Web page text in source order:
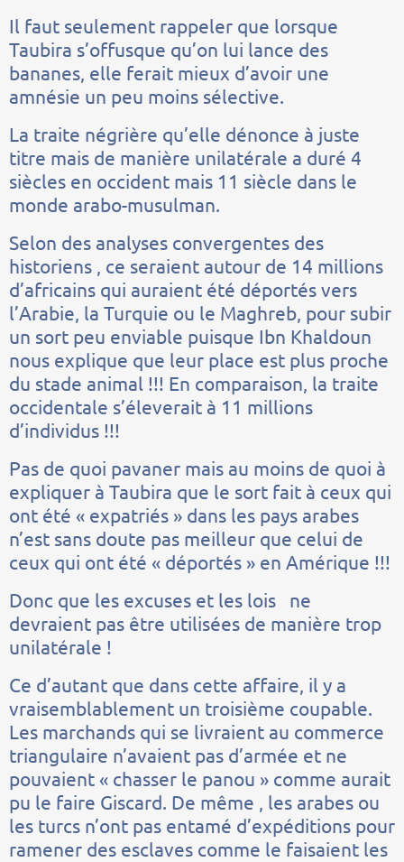
Il faut seulement rappeler que lorsque
Taubira s’offusque qu’on lui lance des
bananes, elle ferait mieux d’avoir une
amnésie un peu moins sélective.
La traite négrière qu’elle dénonce à juste
titre mais de manière unilatérale a duré 4
siècles en occident mais 11 siècle dans le
monde arabo-musulman.
Selon des analyses convergentes des
historiens , ce seraient autour de 14 millions
d’africains qui auraient été déportés vers
l’Arabie, la Turquie ou le Maghreb, pour subir
un sort peu enviable puisque Ibn Khaldoun
nous explique que leur place est plus proche
du stade animal !!! En comparaison, la traite
occidentale s’éleverait à 11 millions
d’individus !!!
Pas de quoi pavaner mais au moins de quoi à
expliquer à Taubira que le sort fait à ceux qui
ont été « expatriés » dans les pays arabes
n’est sans doute pas meilleur que celui de
ceux qui ont été « déportés » en Amérique !!!
Donc que les excuses et les lois ne
devraient pas être utilisées de manière trop
unilatérale !
Ce d’autant que dans cette affaire, il y a
vraisemblablement un troisième coupable.
Les marchands qui se livraient au commerce
triangulaire n’avaient pas d’armée et ne
pouvaient « chasser le panou » comme aurait
pu le faire Giscard. De même , les arabes ou
les turcs n’ont pas entamé d’expéditions pour
ramener des esclaves comme le faisaient les